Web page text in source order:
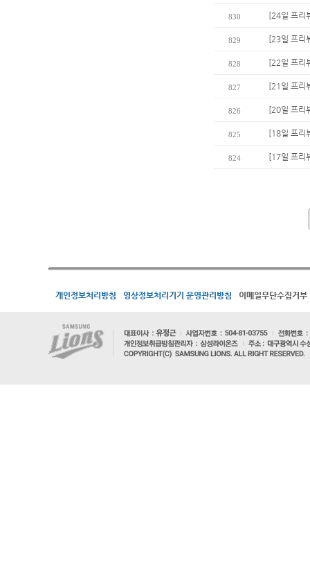
830 [24일 프리
829 [23일 프리
828 [22일 프리
827 [21일 프리
826 [20일 프리
825 [18일 프리
824 [17일 프리
개인정보처리방침 영상정보처리기기 운영관리방침 이메일무단수집거부